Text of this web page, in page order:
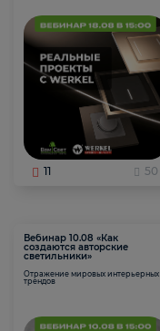
11 50
Вебинар 10.08 «Как
создаются авторские
светильники»
Отражение мировых интерьерных
трендов